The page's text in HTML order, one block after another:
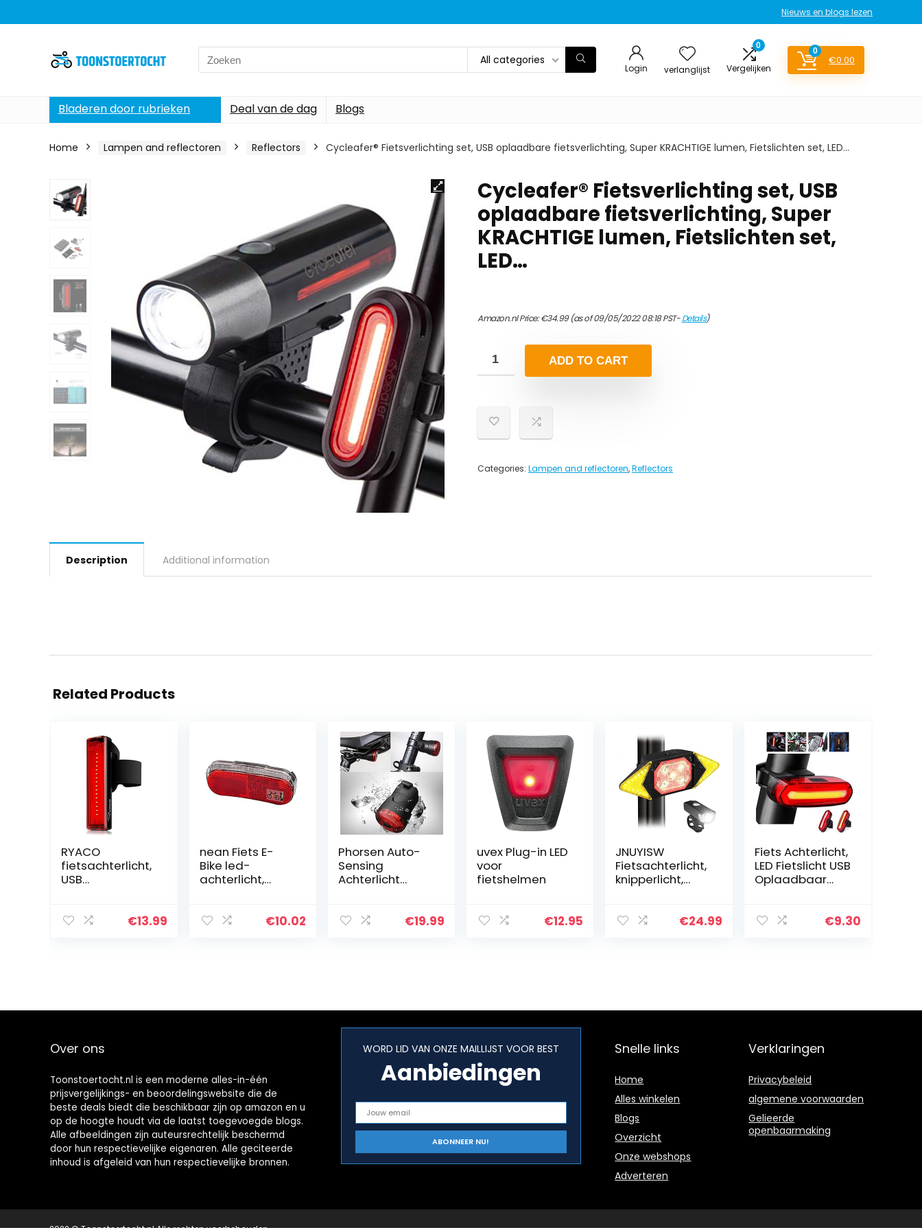
Nieuws en blogs lezen
Search
for:
All categories
Login verlanglijst
0
Vergelijken
0
€0.00
Bladeren door rubrieken Deal van de dag Blogs
Home Lampen and reflectoren Reflectors Cycleafer® Fietsverlichting set, USB oplaadbare fietsverlichting, Super KRACHTIGE lumen, Fietslichten set, LED…
Cycleafer® Fietsverlichting set, USB
oplaadbare fietsverlichting, Super
KRACHTIGE lumen, Fietslichten set,
LED…
Amazon.nl Price:€34.99(as of 09/05/2022 08:18 PST-Details)
ADD TO CART
Categories: Lampen and reflectoren,Reflectors
Description Additional information
Related Products
RYACO
fietsachterlicht,
USB
i, IP65
€13.99
nean Fiets E-
Bike led-
achterlicht,
parkeerlicht,€10.02
Phorsen Auto-
Sensing
Achterlicht
Veiligheidswaar
€19.99
uvex Plug-in LED
voor
fietshelmen
€12.95
JNUYISW
Fietsachterlicht,
knipperlicht,
waarschuwingsli
€24.99
Fiets Achterlicht,
LED Fietslicht USB
Oplaadbaar
6 Modi
€9.30
Over ons
Toonstoertocht.nl is een moderne alles-in-één
prijsvergelijkings- en beoordelingswebsite die de
beste deals biedt die beschikbaar zijn op amazon en u
op de hoogte houdt via de laatst toegevoegde blogs.
Alle afbeeldingen zijn auteursrechtelijk beschermd
door hun respectievelijke eigenaren. Alle geciteerde
inhoud is afgeleid van hun respectievelijke bronnen.
WORD LID VAN ONZE MAILLIJST VOOR BEST
Aanbiedingen
Snelle links
Home
Alles winkelen
Blogs
Overzicht
Onze webshops
Adverteren
Verklaringen
Privacybeleid
algemene voorwaarden
Gelieerde
openbaarmaking